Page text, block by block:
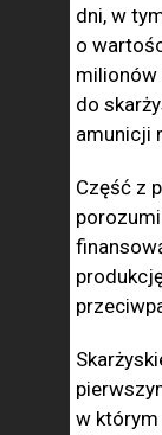
dni, w
o
milionów
do
amunicji
Część z
w którym